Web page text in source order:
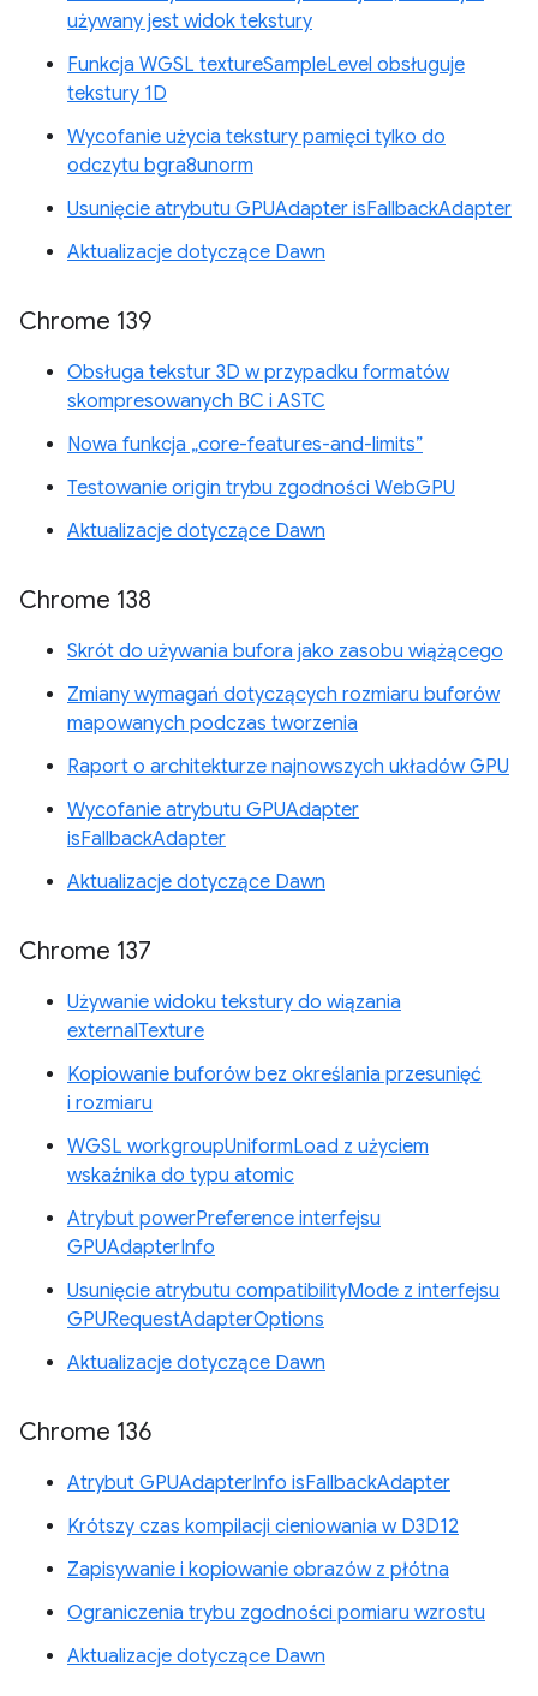
używany jest widok tekstury
Funkcja WGSL textureSampleLevel obsługuje
tekstury 1D
Wycofanie użycia tekstury pamięci tylko do
odczytu bgra8unorm
Usunięcie atrybutu GPUAdapter isFallbackAdapter
Aktualizacje dotyczące Dawn
Chrome 139
Obsługa tekstur 3D w przypadku formatów
skompresowanych BC i ASTC
Nowa funkcja „core-features-and-limits”
Testowanie origin trybu zgodności WebGPU
Aktualizacje dotyczące Dawn
Chrome 138
Skrót do używania bufora jako zasobu wiążącego
Zmiany wymagań dotyczących rozmiaru buforów
mapowanych podczas tworzenia
Raport o architekturze najnowszych układów GPU
Wycofanie atrybutu GPUAdapter
isFallbackAdapter
Aktualizacje dotyczące Dawn
Chrome 137
Używanie widoku tekstury do wiązania
externalTexture
Kopiowanie buforów bez określania przesunięć
i rozmiaru
WGSL workgroupUniformLoad z użyciem
wskaźnika do typu atomic
Atrybut powerPreference interfejsu
GPUAdapterInfo
Usunięcie atrybutu compatibilityMode z interfejsu
GPURequestAdapterOptions
Aktualizacje dotyczące Dawn
Chrome 136
Atrybut GPUAdapterInfo isFallbackAdapter
Krótszy czas kompilacji cieniowania w D3D12
Zapisywanie i kopiowanie obrazów z płótna
Ograniczenia trybu zgodności pomiaru wzrostu
Aktualizacje dotyczące Dawn